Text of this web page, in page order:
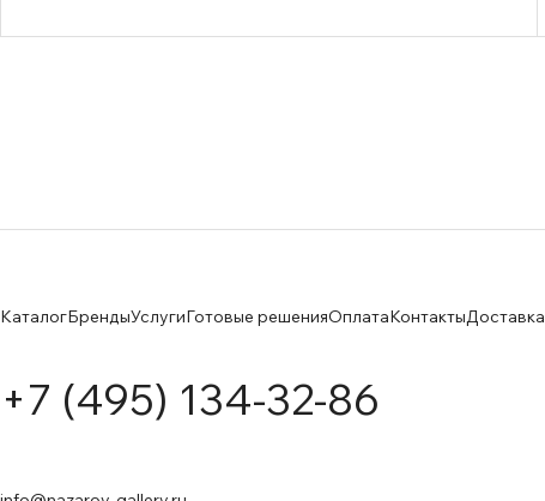
КаталогБрендыУслугиГотовые решенияОплатаКонтактыДоставка
+7 (495) 134-32-86